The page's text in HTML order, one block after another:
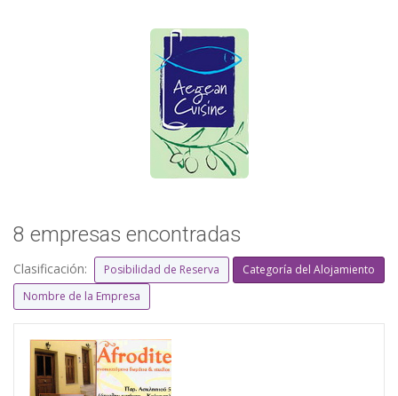
8 empresas encontradas
Clasificación: Posibilidad de Reserva
Categoría del Alojamiento
Nombre de la Empresa